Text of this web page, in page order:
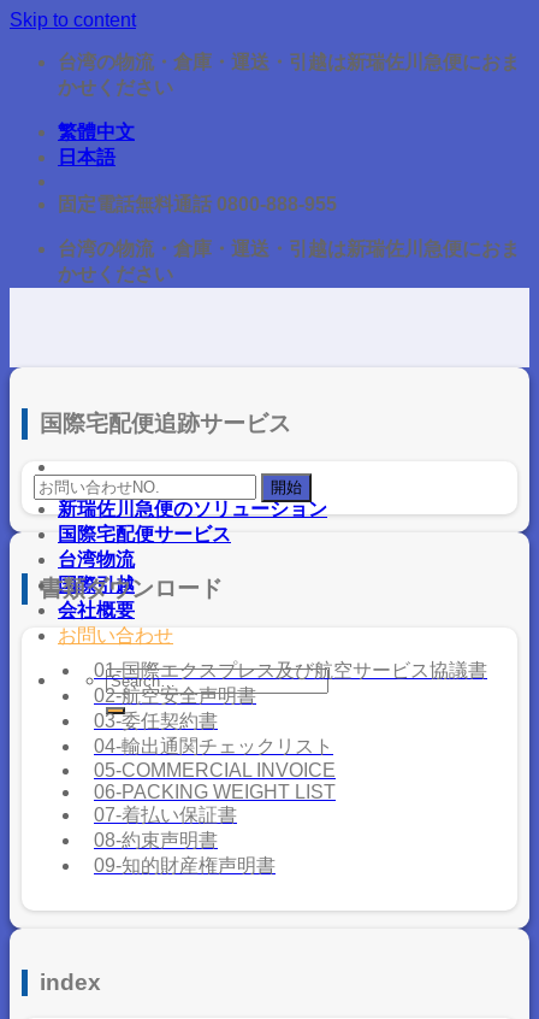
Skip to content
台湾の物流・倉庫・運送・引越は新瑞佐川急便におま
かせください
繁體中文
日本語
固定電話無料通話 0800-888-955
台湾の物流・倉庫・運送・引越は新瑞佐川急便におま
かせください
新瑞佐川急便のソリューション
国際宅配便サービス
台湾物流
国際引越
会社概要
お問い合わせ
国際宅配便追跡サービス
書類ダウンロード
01-国際エクスプレス及び航空サービス協議書
02-航空安全声明書
03-委任契約書
04-輸出通関チェックリスト
05-COMMERCIAL INVOICE
06-PACKING WEIGHT LIST
07-着払い保証書
08-約束声明書
09-知的財産権声明書
index